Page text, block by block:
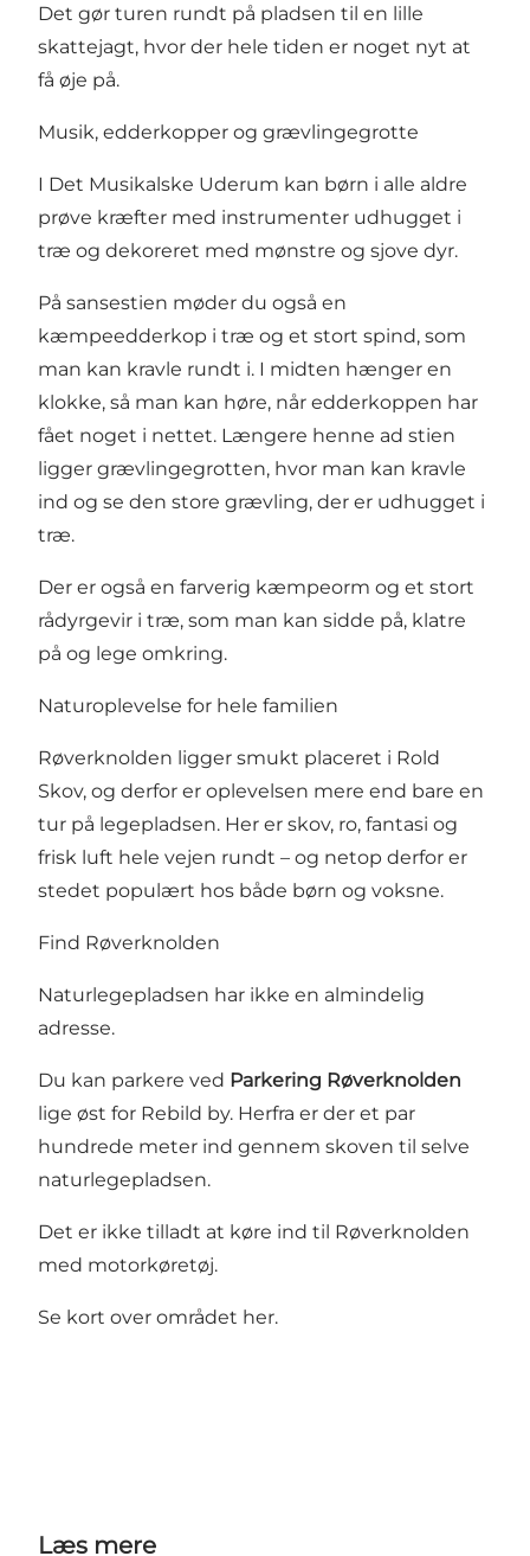
Det gør turen rundt på pladsen til en lille
skattejagt, hvor der hele tiden er noget nyt at
få øje på.
Musik, edderkopper og grævlingegrotte
I Det Musikalske Uderum kan børn i alle aldre
prøve kræfter med instrumenter udhugget i
træ og dekoreret med mønstre og sjove dyr.
På sansestien møder du også en
kæmpeedderkop i træ og et stort spind, som
man kan kravle rundt i. I midten hænger en
klokke, så man kan høre, når edderkoppen har
fået noget i nettet. Længere henne ad stien
ligger grævlingegrotten, hvor man kan kravle
ind og se den store grævling, der er udhugget i
træ.
Der er også en farverig kæmpeorm og et stort
rådyrgevir i træ, som man kan sidde på, klatre
på og lege omkring.
Naturoplevelse for hele familien
Røverknolden ligger smukt placeret i Rold
Skov, og derfor er oplevelsen mere end bare en
tur på legepladsen. Her er skov, ro, fantasi og
frisk luft hele vejen rundt – og netop derfor er
stedet populært hos både børn og voksne.
Find Røverknolden
Naturlegepladsen har ikke en almindelig
adresse.
Du kan parkere ved Parkering Røverknolden
lige øst for Rebild by. Herfra er der et par
hundrede meter ind gennem skoven til selve
naturlegepladsen.
Det er ikke tilladt at køre ind til Røverknolden
med motorkøretøj.
Se kort over området her.
Læs mere